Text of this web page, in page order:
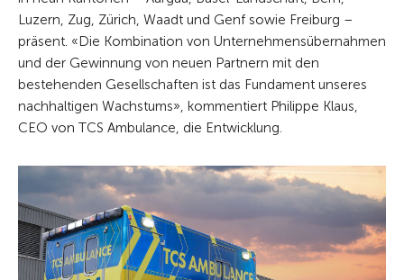
Luzern, Zug, Zürich, Waadt und Genf sowie Freiburg –
präsent. «Die Kombination von Unternehmensübernahmen
und der Gewinnung von neuen Partnern mit den
bestehenden Gesellschaften ist das Fundament unseres
nachhaltigen Wachstums», kommentiert Philippe Klaus,
CEO von TCS Ambulance, die Entwicklung.